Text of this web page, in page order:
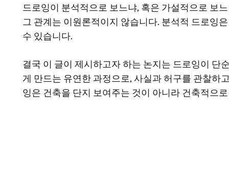
드로잉이 분석적으로 보느냐, 혹은 가설적으로 보
그 관계는 이원론적이지 않습니다. 분석적 드로잉
수 있습니다.
결국 이 글이 제시하고자 하는 논지는 드로잉이 단
게 만드는 유연한 과정으로, 사실과 허구를 관찰하
잉은 건축을 단지 보여주는 것이 아니라 건축적으